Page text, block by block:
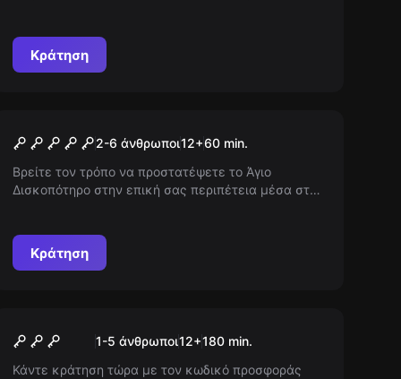
του στοιχειωμένου σπιτιού. Θα καταφέρεις να
λύσεις το μυστήριο και να αποδράσεις;
Κράτηση
Age of Knights
2-6 άνθρωποι12+60 min.
Βρείτε τον τρόπο να προστατέψετε το Άγιο
Δισκοπότηρο στην επική σας περιπέτεια μέσα στο
αποτρέψτε τον εχθρό πριν είναι αργά.
Κράτηση
World City Trail
1-5 άνθρωποι12+180 min.
Κάντε κράτηση τώρα με τον κωδικό προσφοράς